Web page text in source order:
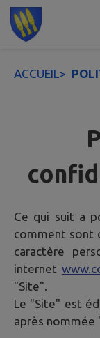
Contenu
ACCUEIL>
Ce qui suit a
comment sont
caractère
internet
"Site".
Le "Site" est
après nommée